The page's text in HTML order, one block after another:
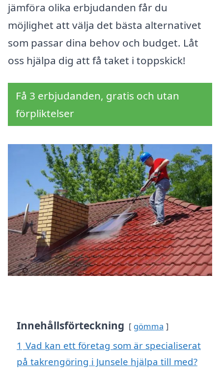
jämföra olika erbjudanden får du
möjlighet att välja det bästa alternativet
som passar dina behov och budget. Låt
oss hjälpa dig att få taket i toppskick!
Få 3 erbjudanden, gratis och utan
förpliktelser
Innehållsförteckning gömma
1 Vad kan ett företag som är specialiserat
på takrengöring i Junsele hjälpa till med?